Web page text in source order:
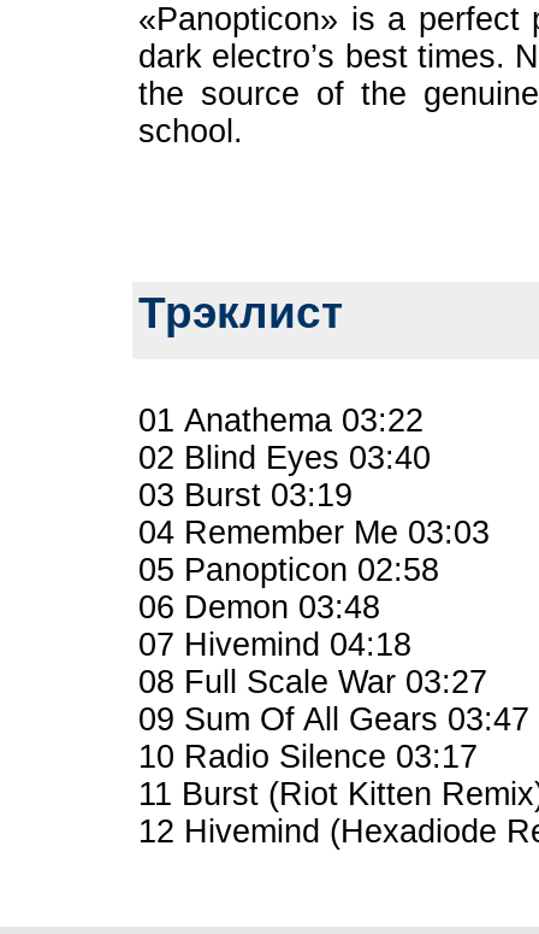
«Panopticon» is a
dark electro’s best times.
the source of the
school.
Трэклист
01 Anathema 03:22
02 Blind Eyes 03:40
03 Burst 03:19
04 Remember Me 03:03
05 Panopticon 02:58
06 Demon 03:48
07 Hivemind 04:18
08 Full Scale War 03:27
09 Sum Of All Gears 03:47
10 Radio Silence 03:17
11 Burst (Riot Kitten
12 Hivemind (Hexadiode